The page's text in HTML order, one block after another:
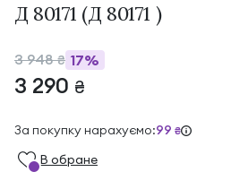
Д 80171 (Д 80171 )
3 948₴ 17%
3 290 ₴
За покупку нарахуємо:99 ₴
В обране